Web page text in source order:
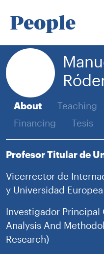
People
About Teaching
Financing
Tesis
Profesor Titular de
Vicerrector de
y Universidad Europea
Investigador Principal
Analysis And
Research)